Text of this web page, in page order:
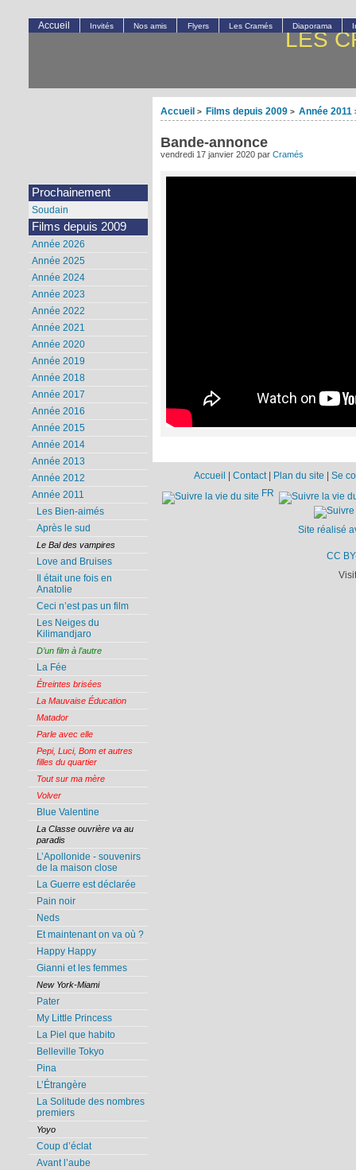
LES
Accueil > Films depuis 2009 > Année 2011
Bande-annonce
vendredi 17 janvier 2020 par Cramés
Accueil Invités Nos amis Flyers Les Cramés Diaporama
Prochainement
Soudain
Films depuis 2009
Année 2026
Année 2025
Année 2024
Année 2023
Année 2022
Année 2021
Année 2020
Année 2019
Année 2018
Année 2017
Année 2016
Année 2015
Année 2014
Année 2013
Année 2012
Année 2011
Les Bien-aimés
Après le sud
Le Bal des vampires
Love and Bruises
Il était une fois en
Anatolie
Ceci n’est pas un film
Les Neiges du
Kilimandjaro
D’un film à l’autre
La Fée
Étreintes brisées
La Mauvaise Éducation
Matador
Parle avec elle
Pepi, Luci, Bom et autres
filles du quartier
Tout sur ma mère
Volver
Blue Valentine
La Classe ouvrière va au
paradis
L’Apollonide - souvenirs
de la maison close
La Guerre est déclarée
Pain noir
Neds
Et maintenant on va où ?
Happy Happy
Gianni et les femmes
New York-Miami
Pater
My Little Princess
La Piel que habito
Belleville Tokyo
Pina
L’Étrangère
La Solitude des nombres
premiers
Yoyo
Coup d’éclat
Avant l’aube
Accueil | Contact| Plan du site | Se
FR
Site réalisé
CC